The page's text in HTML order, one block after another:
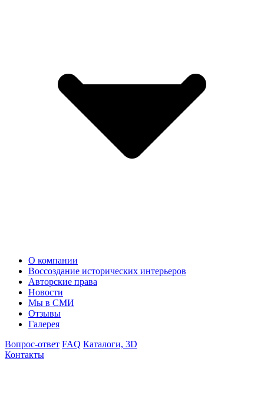
О компании
Воссоздание исторических интерьеров
Авторские права
Новости
Мы в СМИ
Отзывы
Галерея
Вопрос-ответ FAQ Каталоги, 3D
Контакты